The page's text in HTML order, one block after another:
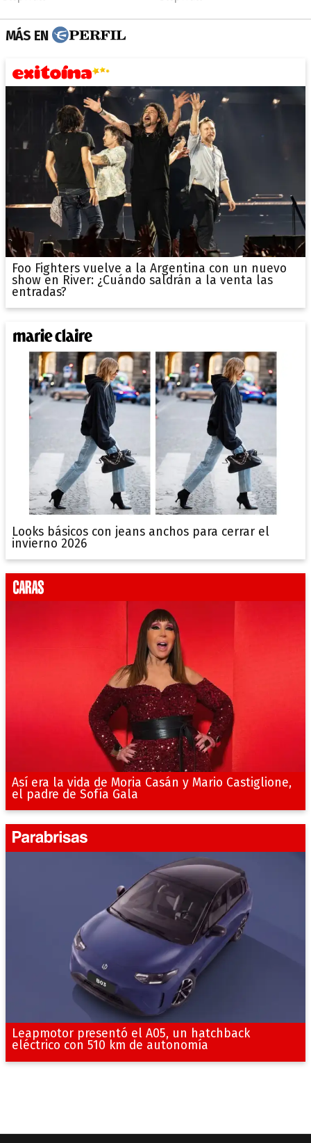
MÁS EN
Foo Fighters vuelve a la Argentina con un nuevo
show en River: ¿Cuándo saldrán a la venta las
entradas?
Looks básicos con jeans anchos para cerrar el
invierno 2026
Así era la vida de Moria Casán y Mario Castiglione,
el padre de Sofía Gala
Leapmotor presentó el A05, un hatchback
eléctrico con 510 km de autonomía